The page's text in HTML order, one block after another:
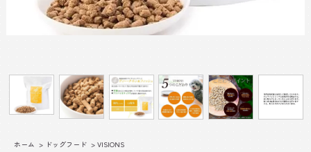
ホーム > ドッグフード > VISIONS